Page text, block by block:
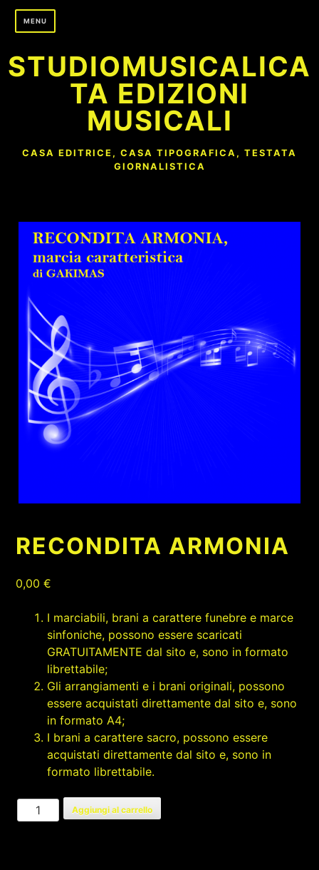
Skip
MENU
STUDIOMUSICALICA
TA EDIZIONI
MUSICALI
CASA EDITRICE, CASA TIPOGRAFICA, TESTATA
GIORNALISTICA
RECONDITA ARMONIA
0,00€
I marciabili, brani a carattere funebre e marce
sinfoniche, possono essere scaricati
GRATUITAMENTE dal sito e, sono in formato
librettabile;
Gli arrangiamenti e i brani originali, possono
essere acquistati direttamente dal sito e, sono
in formato A4;
I brani a carattere sacro, possono essere
acquistati direttamente dal sito e, sono in
formato librettabile.
RECONDITA
ARMONIA
Aggiungi al carrello